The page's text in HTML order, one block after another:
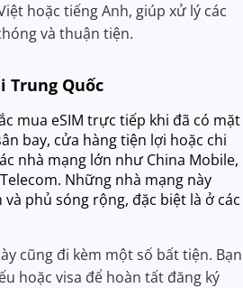
hoặc tiếng Anh, giúp xử lý các
và thuận tiện.
Trung Quốc
mua eSIM trực tiếp khi đã có mặt
bay, cửa hàng tiện lợi hoặc chi
nhà mạng lớn như China Mobile,
Những nhà mạng này
phủ sóng rộng, đặc biệt là ở các
cũng đi kèm một số bất tiện. Bạn
hoặc visa để hoàn tất đăng ký